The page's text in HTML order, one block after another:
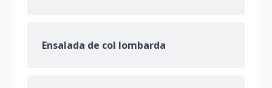
Ensalada de col lombarda